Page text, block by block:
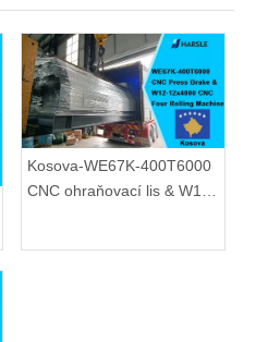
Kosova-WE67K-400T6000
CNC ohraňovací lis & W12-